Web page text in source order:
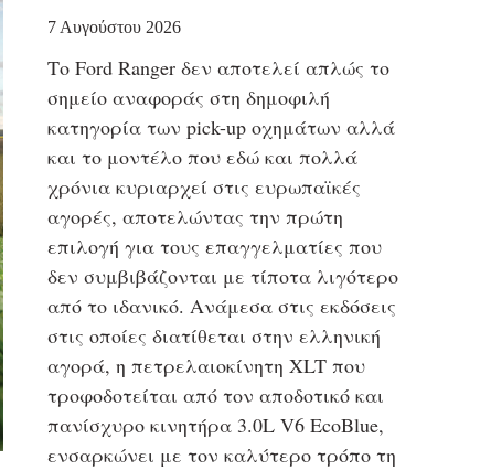
7 Αυγούστου 2026
Το Ford Ranger δεν αποτελεί απλώς το
σημείο αναφοράς στη δημοφιλή
κατηγορία των pick-up οχημάτων αλλά
και το μοντέλο που εδώ και πολλά
χρόνια κυριαρχεί στις ευρωπαϊκές
αγορές, αποτελώντας την πρώτη
επιλογή για τους επαγγελματίες που
δεν συμβιβάζονται με τίποτα λιγότερο
από το ιδανικό. Ανάμεσα στις εκδόσεις
στις οποίες διατίθεται στην ελληνική
αγορά, η πετρελαιοκίνητη XLT που
τροφοδοτείται από τον αποδοτικό και
πανίσχυρο κινητήρα 3.0L V6 EcoBlue,
ενσαρκώνει με τον καλύτερο τρόπο τη